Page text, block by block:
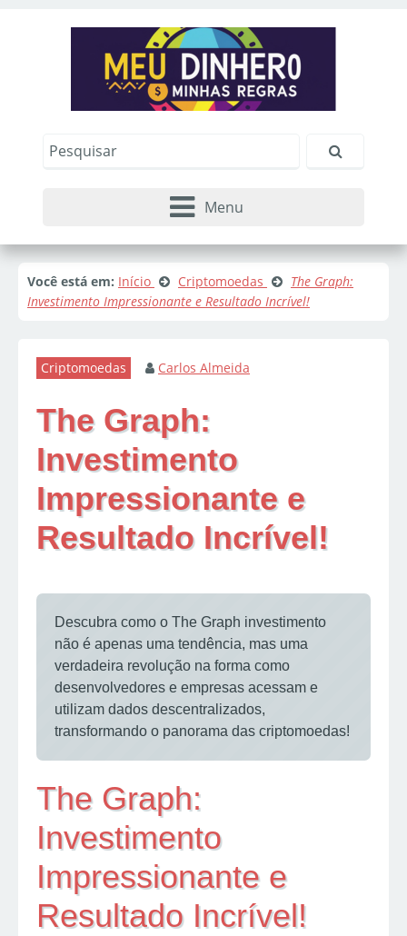
Menu
Você está em: Início Criptomoedas
The Graph:
Investimento Impressionante e Resultado Incrível!
Criptomoedas Carlos Almeida
The Graph:
Investimento
Impressionante e
Resultado Incrível!
Descubra como o The Graph investimento
não é apenas uma tendência, mas uma
verdadeira revolução na forma como
desenvolvedores e empresas acessam e
utilizam dados descentralizados,
transformando o panorama das criptomoedas!
The Graph:
Investimento
Impressionante e
Resultado Incrível!